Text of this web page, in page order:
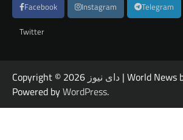
Facebook Instagram Telegram
Twitter
Copyright © 2026 دای نیوز | World News
Powered byWordPress.